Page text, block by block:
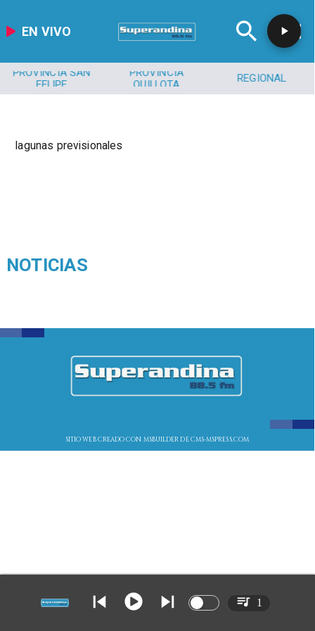
EN VIVO
PROVINCIA SAN
FELIPE
PROVINCIA
QUILLOTA
REGIONAL
lagunas previsionales
NOTICIAS
SITIO WEB CREADO CON MSBUILDER DE CMS-MSPRESS.COM
1